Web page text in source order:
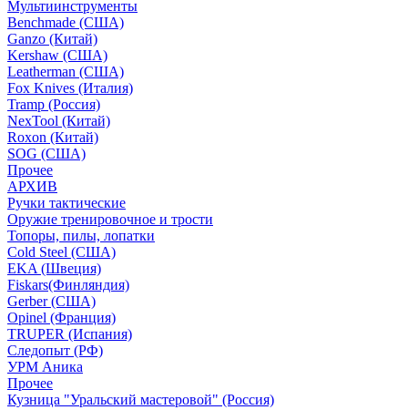
Мультиинструменты
Benchmade (США)
Ganzo (Китай)
Kershaw (США)
Leatherman (США)
Fox Knives (Италия)
Tramp (Россия)
NexTool (Китай)
Roxon (Китай)
SOG (США)
Прочее
АРХИВ
Ручки тактические
Оружие тренировочное и трости
Топоры, пилы, лопатки
Cold Steel (США)
EKA (Швеция)
Fiskars(Финляндия)
Gerber (США)
Opinel (Франция)
TRUPER (Испания)
Следопыт (РФ)
УРМ Аника
Прочее
Кузница "Уральский мастеровой" (Россия)